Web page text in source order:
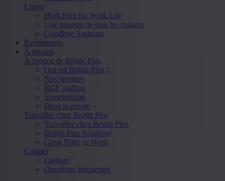
Livres
High Five for Work Life
Une passion de tous les instants
Goodbye Assistant
Événements
À propos
À propos de Bright Plus
Qui est Bright Plus ?
Nos services
RGF staffing
Soutenabilité
Dans la presse
Travailler chez Bright Plus
Travailler chez Bright Plus
Bright Plus Academy
Great Place to Work
Contact
Contact
Questions fréquentes